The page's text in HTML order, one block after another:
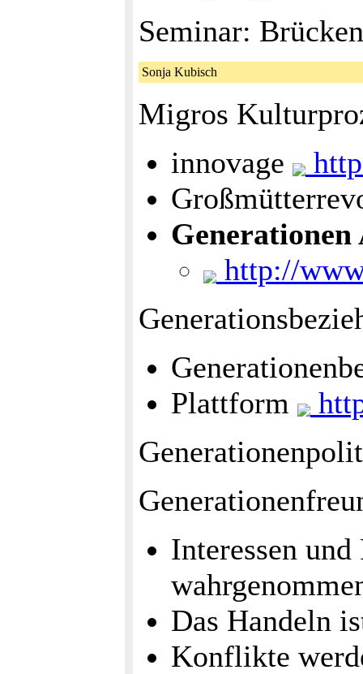
Seminar:
Sonja Kubisch
Migros
innovage
Generationen
http://
Plattform
Interessen
Das Handeln
Konflikte